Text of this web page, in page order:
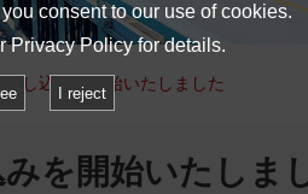
し込みを開始いたしました
を開始いたしま
consent to our use of cookies.
Privacy Policy for details.
I reject